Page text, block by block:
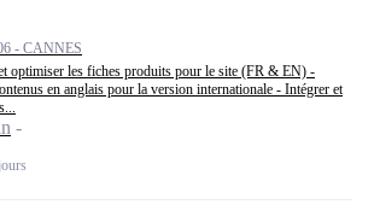
- CANNES
optimiser les fiches produits pour le site (FR & EN) -
en anglais pour la version internationale - Intégrer et